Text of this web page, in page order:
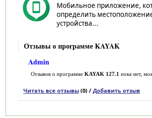
Мобильное приложение,
определить
устройства...
Отзывы о программе KAYAK
Admin
Отзывов о программе KAYAK 127.1 пока нет,
Читать все отзывы(0) / Добавить отзыв